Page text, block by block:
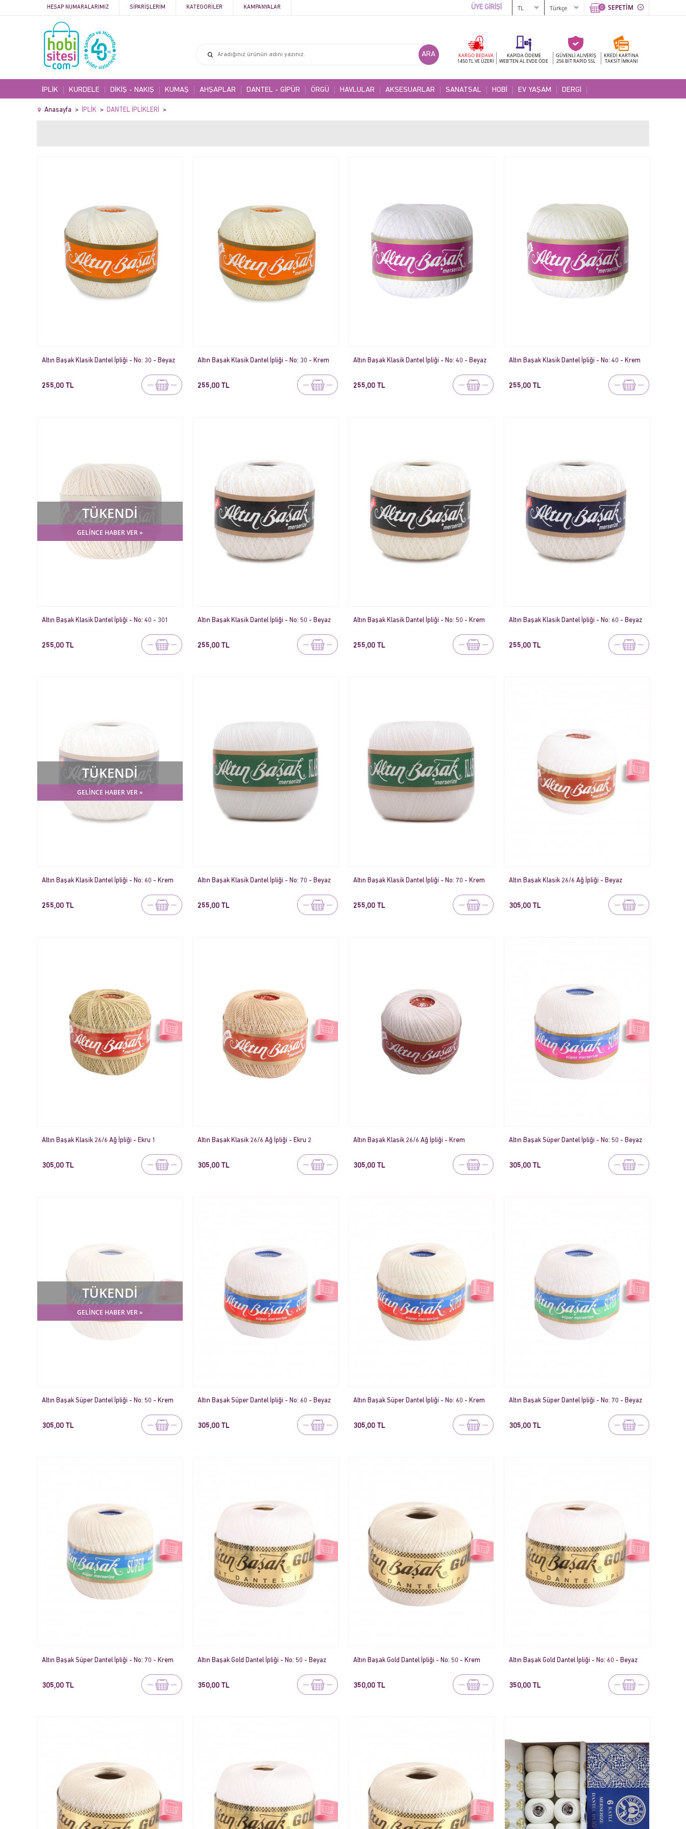
HESAP NUMARALARIMIZ SIPARIŞLERIM KATEGORILER KAMPANYALAR 0 SEPETİM
ÜYE GİRİŞİ
KARGO BEDAVA
1450 TL VE ÜZERİ
KAPIDA ÖDEME
WEB'TEN AL EVDE ÖDE
GÜVENLİ ALIVERİŞ
256 BİT RAPİD SSL
KREDİ KARTINA
TAKSİT İMKANI
İPLİK KURDELE DİKİŞ - NAKIŞ KUMAŞ AHŞAPLAR DANTEL - GİPÜR ÖRGÜ HAVLULAR AKSESUARLAR SANATSAL HOBİ EV YAŞAM DERGİ
Anasayfa İPLİK DANTEL İPLİKLERİ
Altın Başak Klasik Dantel İpliği - No: 30 - Beyaz
255,00 TL
Altın Başak Klasik Dantel İpliği - No: 30 - Krem
255,00 TL
Altın Başak Klasik Dantel İpliği - No: 40 - Beyaz
255,00 TL
Altın Başak Klasik Dantel İpliği - No: 40 - Krem
255,00 TL
TÜKENDİ
GELİNCE HABER VER »
Altın Başak Klasik Dantel İpliği - No: 40 - 301
255,00 TL
Altın Başak Klasik Dantel İpliği - No: 50 - Beyaz
255,00 TL
Altın Başak Klasik Dantel İpliği - No: 50 - Krem
255,00 TL
Altın Başak Klasik Dantel İpliği - No: 60 - Beyaz
255,00 TL
TÜKENDİ
GELİNCE HABER VER »
Altın Başak Klasik Dantel İpliği - No: 60 - Krem
255,00 TL
Altın Başak Klasik Dantel İpliği - No: 70 - Beyaz
255,00 TL
Altın Başak Klasik Dantel İpliği - No: 70 - Krem
255,00 TL
Altın Başak Klasik 26/6 Ağ İpliği - Beyaz
305,00 TL
Altın Başak Klasik 26/6 Ağ İpliği - Ekru 1
305,00 TL
Altın Başak Klasik 26/6 Ağ İpliği - Ekru 2
305,00 TL
Altın Başak Klasik 26/6 Ağ İpliği - Krem
305,00 TL
Altın Başak Süper Dantel İpliği - No: 50 - Beyaz
305,00 TL
TÜKENDİ
GELİNCE HABER VER »
Altın Başak Süper Dantel İpliği - No: 50 - Krem
305,00 TL
Altın Başak Süper Dantel İpliği - No: 60 - Beyaz
305,00 TL
Altın Başak Süper Dantel İpliği - No: 60 - Krem
305,00 TL
Altın Başak Süper Dantel İpliği - No: 70 - Beyaz
305,00 TL
Altın Başak Süper Dantel İpliği - No: 70 - Krem
305,00 TL
Altın Başak Gold Dantel İpliği - No: 50 - Beyaz
350,00 TL
Altın Başak Gold Dantel İpliği - No: 50 - Krem
350,00 TL
Altın Başak Gold Dantel İpliği - No: 60 - Beyaz
350,00 TL